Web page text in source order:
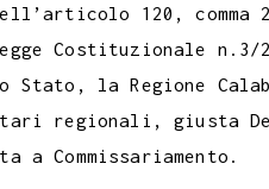
120,
Costituzionale
Stato, la Regione
regionali, giusta
a Commissariamento.